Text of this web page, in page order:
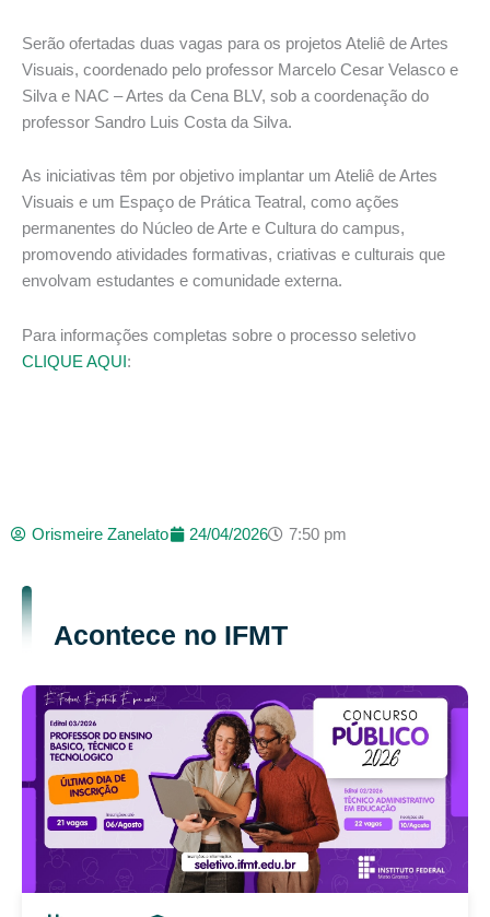
Serão ofertadas duas vagas para os projetos Ateliê de Artes
Visuais, coordenado pelo professor Marcelo Cesar Velasco e
Silva e NAC – Artes da Cena BLV, sob a coordenação do
professor Sandro Luis Costa da Silva.
As iniciativas têm por objetivo implantar um Ateliê de Artes
Visuais e um Espaço de Prática Teatral, como ações
permanentes do Núcleo de Arte e Cultura do campus,
promovendo atividades formativas, criativas e culturais que
envolvam estudantes e comunidade externa.
Para informações completas sobre o processo seletivo
CLIQUE AQUI :
Orismeire Zanelato 24/04/2026 7:50 pm
Acontece no IFMT